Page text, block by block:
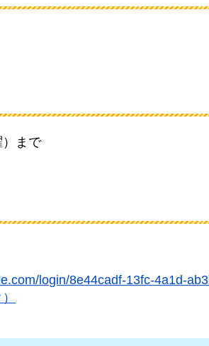
まで
login/8e44cadf-13fc-4a1d-